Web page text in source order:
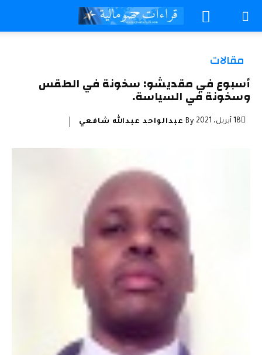
مقالات
أسبوع في مقديشو: سخونة في الطقس
وسخونة في السياسة.
18 أبريل، 2021 By عبدالواحد عبدالله شافعي